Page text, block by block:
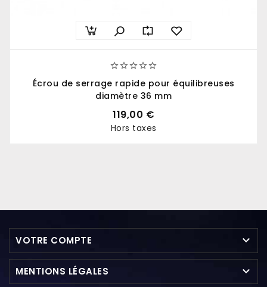

Écrou de serrage rapide pour équilibreuses
diamètre 36 mm
119,00 €
Hors taxes
VOTRE COMPTE 
MENTIONS LÉGALES 